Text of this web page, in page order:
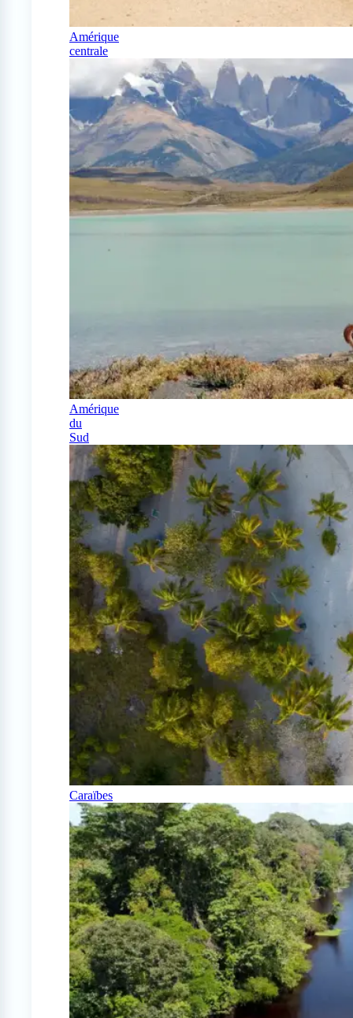
Amérique
centrale
Amérique
du
Sud
Caraïbes